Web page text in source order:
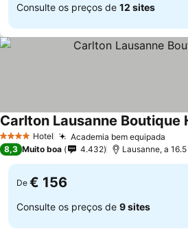
Consulte os preços de 12 sites
4 EstrelasHotel Academia bem equipada
Carlton Lausanne Boutique
8,3 Muito boa 4.432 Lausanne, a
De € 156
Consulte os preços de 9 sites